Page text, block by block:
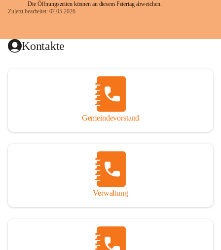
Die Öffnungszeiten können an diesem Feiertag abweichen.
Zuletzt bearbeitet: 07.05.2026
Kontakte
Gemeindevorstand
Verwaltung